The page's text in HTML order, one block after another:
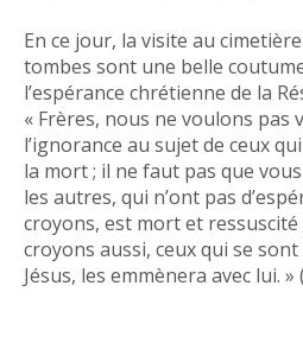
En ce jour, la visite au
tombes sont une belle
l’espérance chrétienne de la
« Frères, nous ne voulons pas
l’ignorance au sujet de ceux
la mort ; il ne faut pas que
les autres, qui n’ont pas
croyons, est mort et ressuscité
croyons aussi, ceux qui se
Jésus, les emmènera avec lui. »